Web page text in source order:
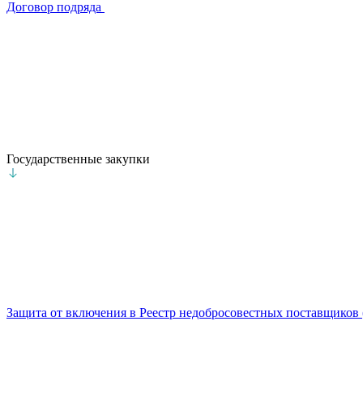
Договор подряда
Государственные закупки
Защита от включения в Реестр недобросовестных